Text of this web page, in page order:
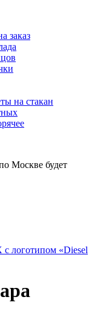
заказ
на стакан
Москве будет
логотипом «Diesel